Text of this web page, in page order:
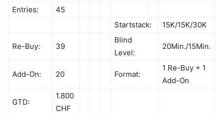
Entries:
45
Startstack:
15K/15K/30K
Re-Buy: 39
Blind
Level:
20Min./15Min.
Add-On: 20 Format:
1 Re-Buy + 1
Add-On
GTD:
1.800
CHF